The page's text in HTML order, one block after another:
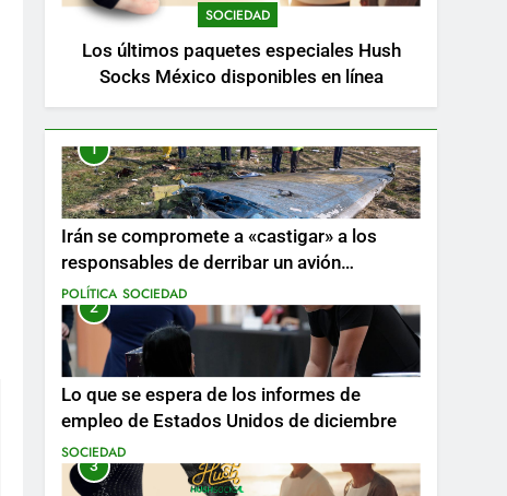
SOCIEDAD
Los últimos paquetes especiales Hush
Socks México disponibles en línea
1
Irán se compromete a «castigar» a los
responsables de derribar un avión
ucraniano mientras se realizan arrestos
POLÍTICA SOCIEDAD
2
Lo que se espera de los informes de
empleo de Estados Unidos de diciembre
SOCIEDAD
3